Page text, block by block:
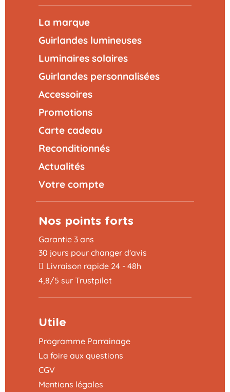
Ajouter au panier
La marque
Guirlandes lumineuses
Luminaires solaires
Guirlandes personnalisées
Accessoires
Promotions
Carte cadeau
Reconditionnés
Actualités
Votre compte
Nos points forts
Garantie 3 ans
30 jours pour changer d'avis
Livraison rapide 24 - 48h
4,8/5 sur Trustpilot
Utile
Programme Parrainage
La foire aux questions
CGV
Mentions légales